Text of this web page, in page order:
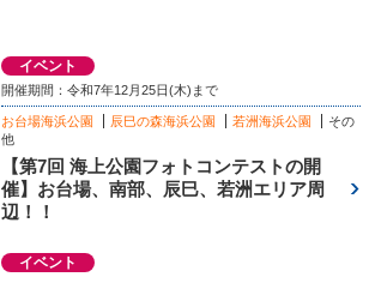
イベント
開催期間：令和7年12月25日(木)まで
お台場海浜公園 辰巳の森海浜公園 若洲海浜公園
その
他
【第7回 海上公園フォトコンテストの開
催】お台場、南部、辰巳、若洲エリア周
辺！！
イベント